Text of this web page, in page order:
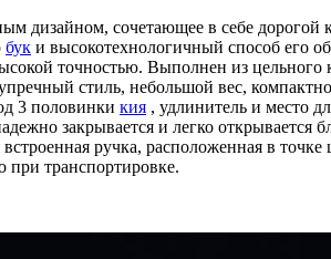
дизайном, сочетающее в себе дорогой
бук и высокотехнологичный способ его
точностью. Выполнен из цельного
стиль, небольшой вес,
3 половинки кия , удлинитель и место
закрывается и легко открывается
ручка, расположенная в точке
при транспортировке.